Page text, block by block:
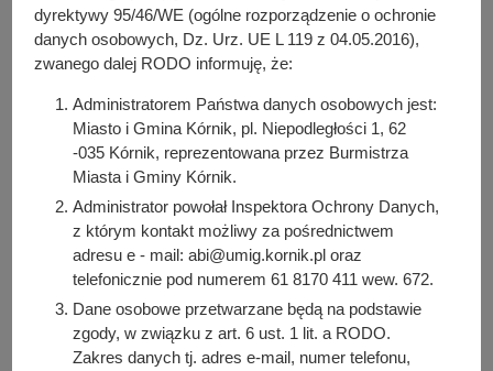
dyrektywy 95/46/WE (ogólne rozporządzenie o ochronie
danych osobowych, Dz. Urz. UE L 119 z 04.05.2016),
zwanego dalej RODO informuję, że:
Administratorem Państwa danych osobowych jest:
Miasto i Gmina Kórnik, pl. Niepodległości 1, 62
-035 Kórnik, reprezentowana przez Burmistrza
Miasta i Gminy Kórnik.
Administrator powołał Inspektora Ochrony Danych,
z którym kontakt możliwy za pośrednictwem
adresu e - mail: abi@umig.kornik.pl oraz
telefonicznie pod numerem 61 8170 411 wew. 672.
Dane osobowe przetwarzane będą na podstawie
zgody, w związku z art. 6 ust. 1 lit. a RODO.
Zakres danych tj. adres e-mail, numer telefonu,